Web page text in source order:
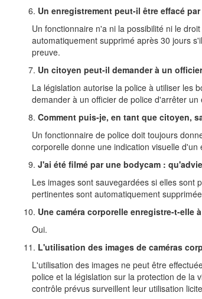
Un enregistrement peut-il être effacé
Un fonctionnaire n'a ni la possibilité ni le
automatiquement supprimé après 30 jours
preuve.
Un citoyen peut-il demander à un
La législation autorise la police à utiliser les
demander à un officier de police d'arrêter un
Comment puis-je, en tant que citoyen,
Un fonctionnaire de police doit toujours
corporelle donne une indication visuelle
J'ai été filmé par une bodycam :
Les images sont sauvegardées si elles sont
pertinentes sont automatiquement
Une caméra corporelle enregistre-t-elle
Oui.
L'utilisation des images de caméras
L'utilisation des images ne peut être
police et la législation sur la protection de la
contrôle prévus surveillent leur utilisation